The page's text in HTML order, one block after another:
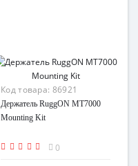
Код товара: 86921
Держатель RuggON MT7000
Mounting Kit
0